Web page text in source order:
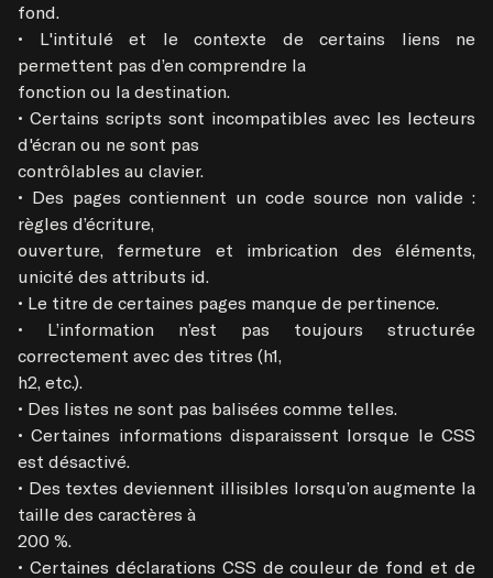
fond.
• L'intitulé et le contexte de certains liens ne
permettent pas d’en comprendre la
fonction ou la destination.
• Certains scripts sont incompatibles avec les lecteurs
d'écran ou ne sont pas
contrôlables au clavier.
• Des pages contiennent un code source non valide :
règles d’écriture,
ouverture, fermeture et imbrication des éléments,
unicité des attributs id.
• Le titre de certaines pages manque de pertinence.
• L’information n’est pas toujours structurée
correctement avec des titres (h1,
h2, etc.).
• Des listes ne sont pas balisées comme telles.
• Certaines informations disparaissent lorsque le CSS
est désactivé.
• Des textes deviennent illisibles lorsqu’on augmente la
taille des caractères à
200 %.
• Certaines déclarations CSS de couleur de fond et de